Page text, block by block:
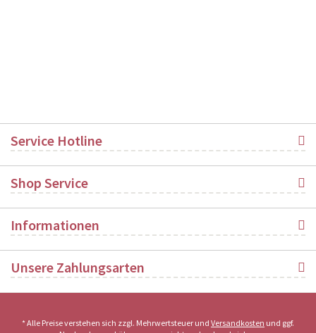
Service Hotline
Shop Service
Informationen
Unsere Zahlungsarten
* Alle Preise verstehen sich zzgl. Mehrwertsteuer und Versandkosten und ggf.